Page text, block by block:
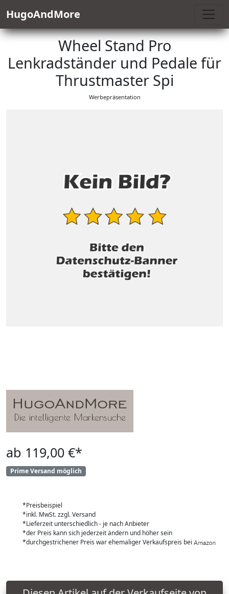
HugoAndMore
Wheel Stand Pro
Lenkradständer und Pedale für
Thrustmaster Spi
Werbepräsentation
ab 119,00 €*
Prime Versand möglich
*Preisbeispiel
*inkl. MwSt. zzgl. Versand
*Lieferzeit unterschiedlich - je nach Anbieter
*der Preis kann sich jederzeit ändern und höher sein
*durchgestrichener Preis war ehemaliger Verkaufspreis bei